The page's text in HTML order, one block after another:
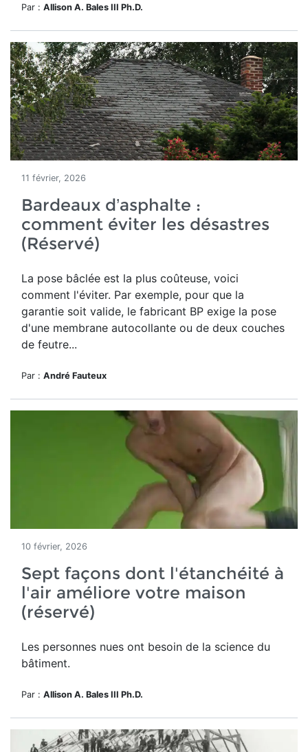
Par : Allison A. Bales III Ph.D.
11 février, 2026
Bardeaux d’asphalte :
comment éviter les désastres
(Réservé)
La pose bâclée est la plus coûteuse, voici
comment l'éviter. Par exemple, pour que la
garantie soit valide, le fabricant BP exige la pose
d'une membrane autocollante ou de deux couches
de feutre...
Par : André Fauteux
10 février, 2026
Sept façons dont l'étanchéité à
l'air améliore votre maison
(réservé)
Les personnes nues ont besoin de la science du
bâtiment.
Par : Allison A. Bales III Ph.D.